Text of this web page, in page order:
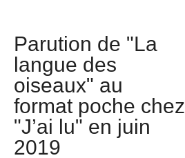
Parution de "La
langue des
oiseaux" au
format poche chez
"J’ai lu" en juin
2019